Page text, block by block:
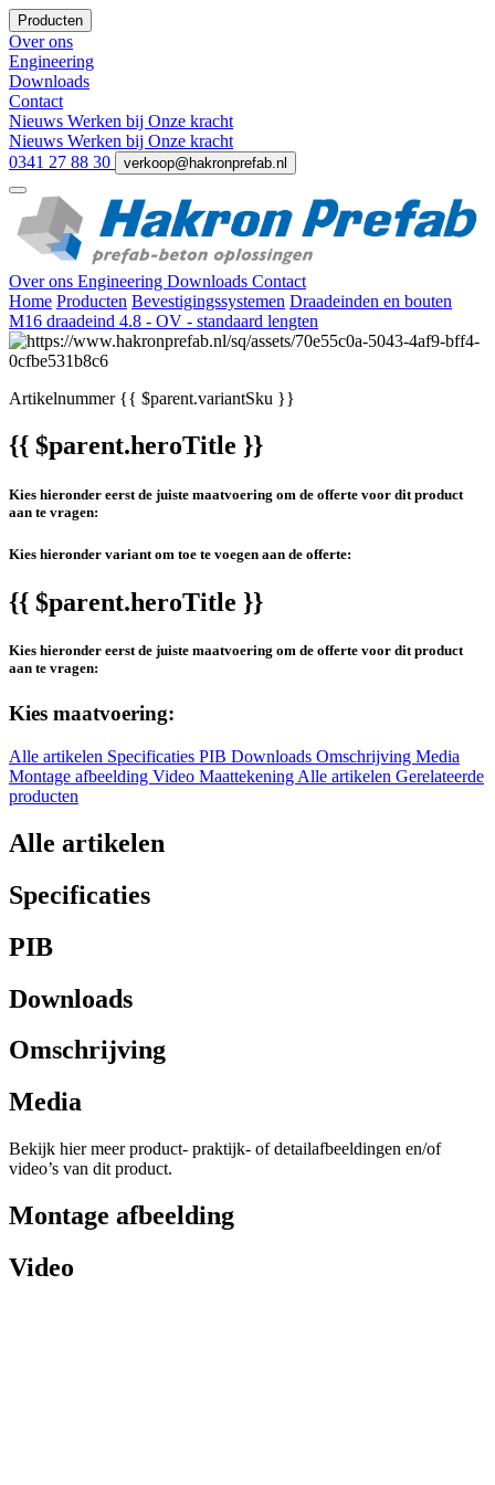
Producten
Over ons
Engineering
Downloads
Contact
Nieuws Werken bij Onze kracht
Nieuws Werken bij Onze kracht
0341 27 88 30
verkoop@hakronprefab.nl
Over ons Engineering Downloads Contact
Home Producten Bevestigingssystemen Draadeinden en bouten
M16 draadeind 4.8 - OV - standaard lengten
Artikelnummer{{ $parent.variantSku }}
{{ $parent.heroTitle }}
Kies hieronder eerst de juiste maatvoering om de offerte voor dit product
aan te vragen:
Kies hieronder variant om toe te voegen aan de offerte:
{{ $parent.heroTitle }}
Kies hieronder eerst de juiste maatvoering om de offerte voor dit product
aan te vragen:
Kies maatvoering:
Alle artikelen Specificaties PIB Downloads Omschrijving Media
Montage afbeelding Video Maattekening Alle artikelen Gerelateerde
producten
Alle artikelen
Specificaties
PIB
Downloads
Omschrijving
Media
Bekijk hier meer product- praktijk- of detailafbeeldingen en/of
video’s van dit product.
Montage afbeelding
Video